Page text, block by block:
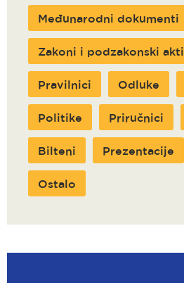
Međunarodni dokumenti
Zakoni i podzakonski akti
Pravilnici Odluke
Politike Priručnici
Bilteni Prezentacije
Ostalo